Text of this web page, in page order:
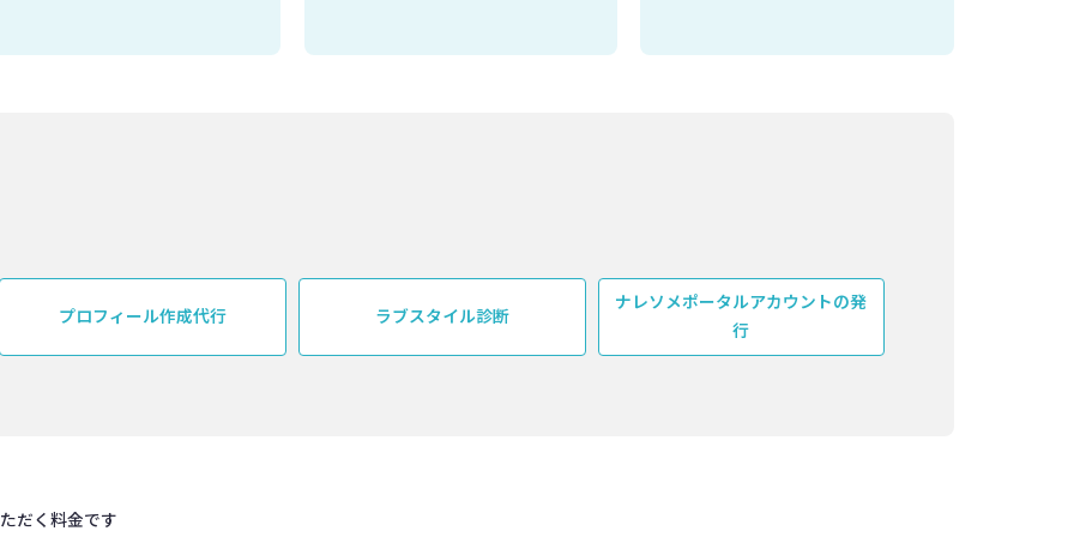
プロフィール作成代行 ラブスタイル診断
ナレソメポータルアカウントの発
行
だく料金です